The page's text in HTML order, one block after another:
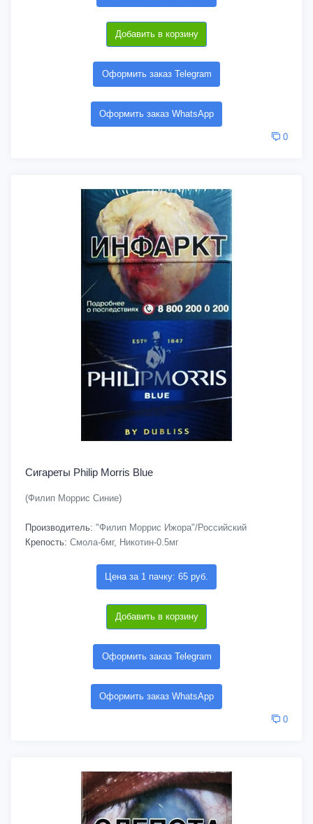
Добавить в корзину
Оформить заказ Telegram
Оформить заказ WhatsApp
0
Сигареты Philip Morris Blue
(Филип Моррис Синие)
Производитель: "Филип Моррис Ижора"/Российский
Крепость: Смола-6мг, Никотин-0.5мг
Цена за 1 пачку: 65 руб.
Добавить в корзину
Оформить заказ Telegram
Оформить заказ WhatsApp
0